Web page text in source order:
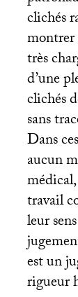
clichés
montrer
très
d’une
clichés
sans
Dans
aucun
travail
leur
est un
rigueur